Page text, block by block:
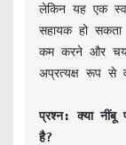
लेकिन यह एक
सहायक हो
कम करने और
अप्रत्यक्ष रूप से
प्रश्न: क्या नींबू
है?